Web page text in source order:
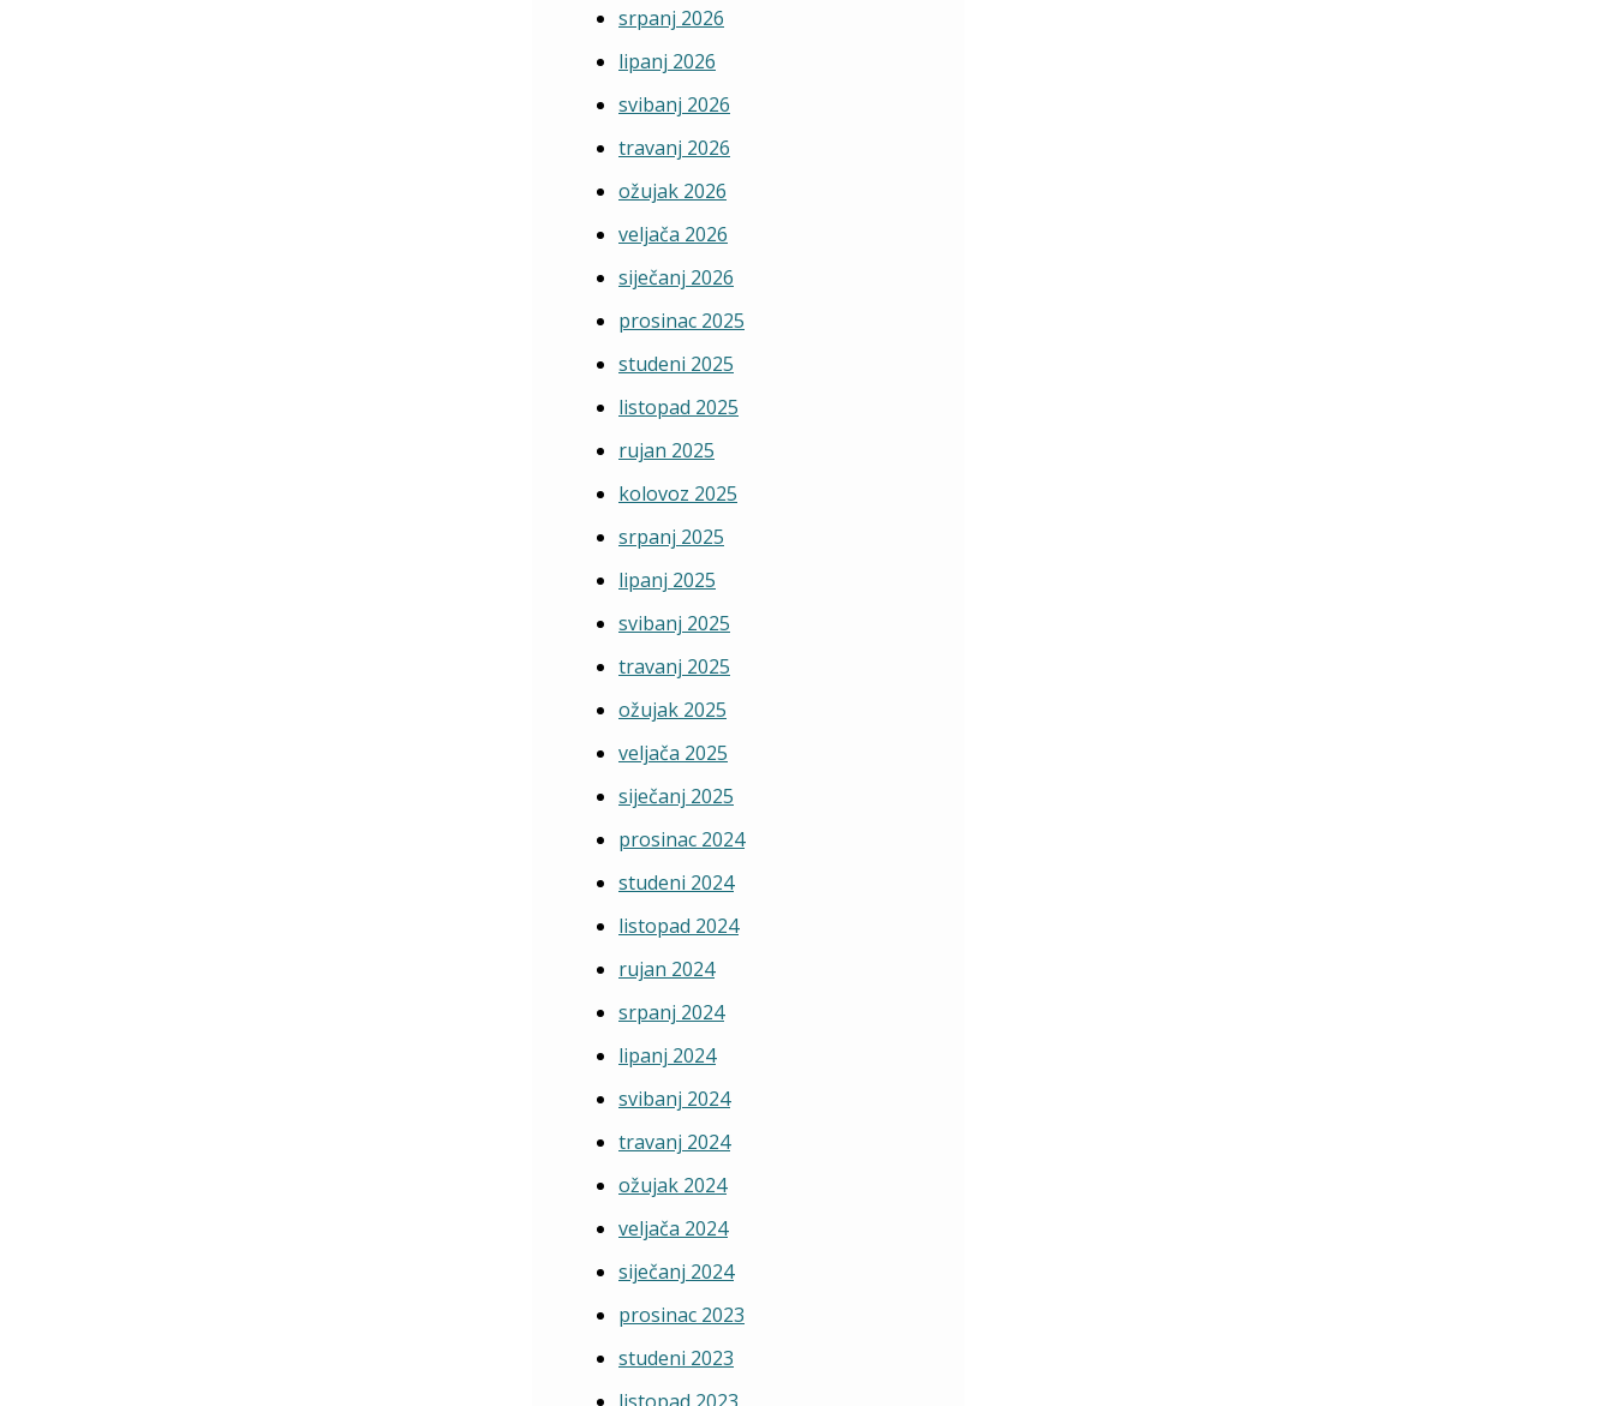
srpanj 2026
lipanj 2026
svibanj 2026
travanj 2026
ožujak 2026
veljača 2026
siječanj 2026
prosinac 2025
studeni 2025
listopad 2025
rujan 2025
kolovoz 2025
srpanj 2025
lipanj 2025
svibanj 2025
travanj 2025
ožujak 2025
veljača 2025
siječanj 2025
prosinac 2024
studeni 2024
listopad 2024
rujan 2024
srpanj 2024
lipanj 2024
svibanj 2024
travanj 2024
ožujak 2024
veljača 2024
siječanj 2024
prosinac 2023
studeni 2023
listopad 2023